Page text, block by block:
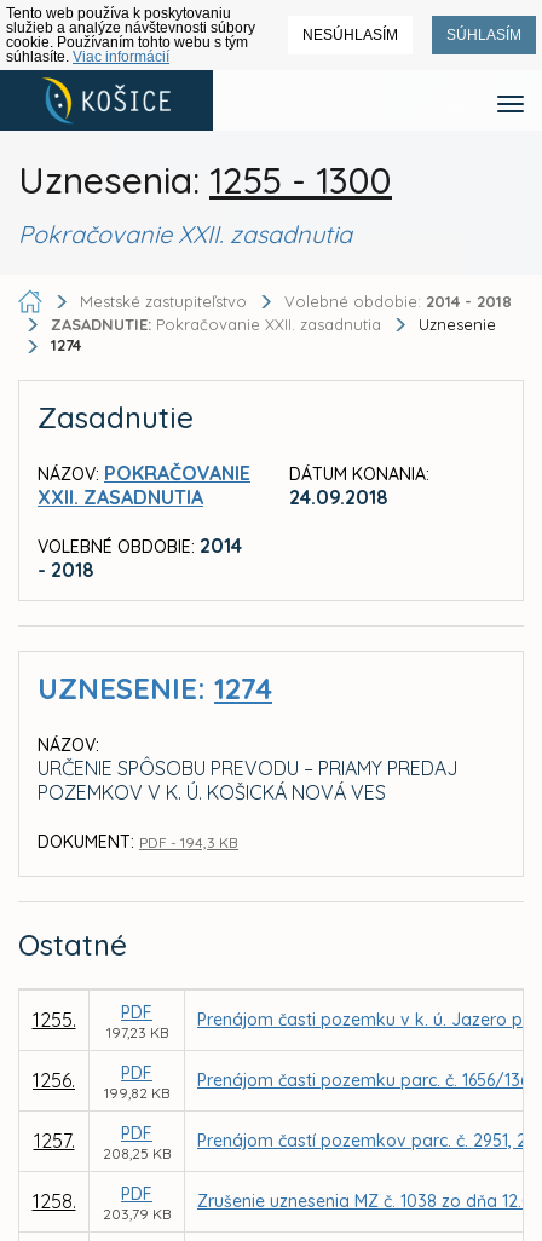
Tento web používa k poskytovaniu
služieb a analýze návštevnosti súbory
cookie. Používaním tohto webu s tým
súhlasíte. Viac informácií
NESÚHLASÍM SÚHLASÍM
Uznesenia: 1255 - 1300
Pokračovanie XXII. zasadnutia
Mestské zastupiteľstvo Volebné obdobie: 2014 - 2018
ZASADNUTIE: Pokračovanie XXII. zasadnutia
Uznesenie
1274
Zasadnutie
NÁZOV: POKRAČOVANIE
XXII. ZASADNUTIA
VOLEBNÉ OBDOBIE: 2014
- 2018
DÁTUM KONANIA:
24.09.2018
UZNESENIE: 1274
NÁZOV:
URČENIE SPÔSOBU PREVODU – PRIAMY PREDAJ
POZEMKOV V K. Ú. KOŠICKÁ NOVÁ VES
DOKUMENT: PDF - 194,3 KB
Ostatné
1255. PDF
197,23 KB
Prenájom časti pozemku v k. ú. Jazero
1256. PDF
199,82 KB
Prenájom časti pozemku parc. č. 1656/
1257. PDF
208,25 KB
Prenájom častí pozemkov parc. č. 2951,
1258. PDF
203,79 KB
Zrušenie uznesenia MZ č. 1038 zo dňa